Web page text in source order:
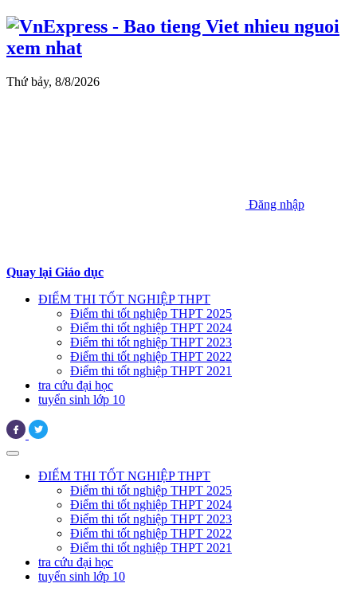
Thứ bảy, 8/8/2026
Đăng nhập
Quay lại Giáo dục
ĐIỂM THI TỐT NGHIỆP THPT
Điểm thi tốt nghiệp THPT 2025
Điểm thi tốt nghiệp THPT 2024
Điểm thi tốt nghiệp THPT 2023
Điểm thi tốt nghiệp THPT 2022
Điểm thi tốt nghiệp THPT 2021
tra cứu đại học
tuyển sinh lớp 10
ĐIỂM THI TỐT NGHIỆP THPT
Điểm thi tốt nghiệp THPT 2025
Điểm thi tốt nghiệp THPT 2024
Điểm thi tốt nghiệp THPT 2023
Điểm thi tốt nghiệp THPT 2022
Điểm thi tốt nghiệp THPT 2021
tra cứu đại học
tuyển sinh lớp 10